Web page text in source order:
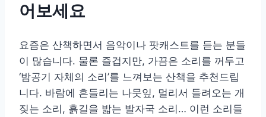
어보세요
요즘은 산책하면서 음악이나 팟캐스트를 듣는 분들
이 많습니다. 물론 즐겁지만, 가끔은 소리를 꺼두고
‘밤공기 자체의 소리’를 느껴보는 산책을 추천드립
니다. 바람에 흔들리는 나뭇잎, 멀리서 들려오는 개
짖는 소리, 흙길을 밟는 발자국 소리… 이런 소리들